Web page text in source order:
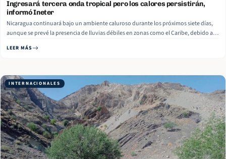
Ingresará tercera onda tropical pero los calores persistirán,
informó Ineter
Nicaragua continuará bajo un ambiente caluroso durante los próximos siete días,
aunque se prevé la presencia de lluvias débiles en zonas como el Caribe, debido al
Instituto Nicaragüense de Estudios Territoriales (Ineter), Manuel Prado. Read More
LEER MÁS
INTERNACIONALES